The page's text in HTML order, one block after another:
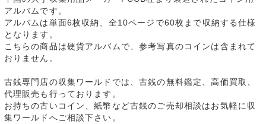
アルバムです。
アルバムは単面6枚収納、全10ページで60枚まで収納する仕様
となります。
こちらの商品は硬貨アルバムで、参考写真のコインは含まれて
おりません。
古銭専門店の収集ワールドでは、古銭の無料鑑定、高価買取、
代理販売も行っております。
お持ちの古いコイン、紙幣など古銭のご売却相談はお気軽に収
集ワールドへご相談下さい。